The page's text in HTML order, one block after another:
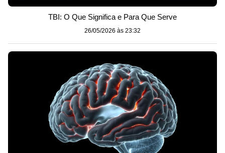
TBI: O Que Significa e Para Que Serve
26/05/2026 às 23:32